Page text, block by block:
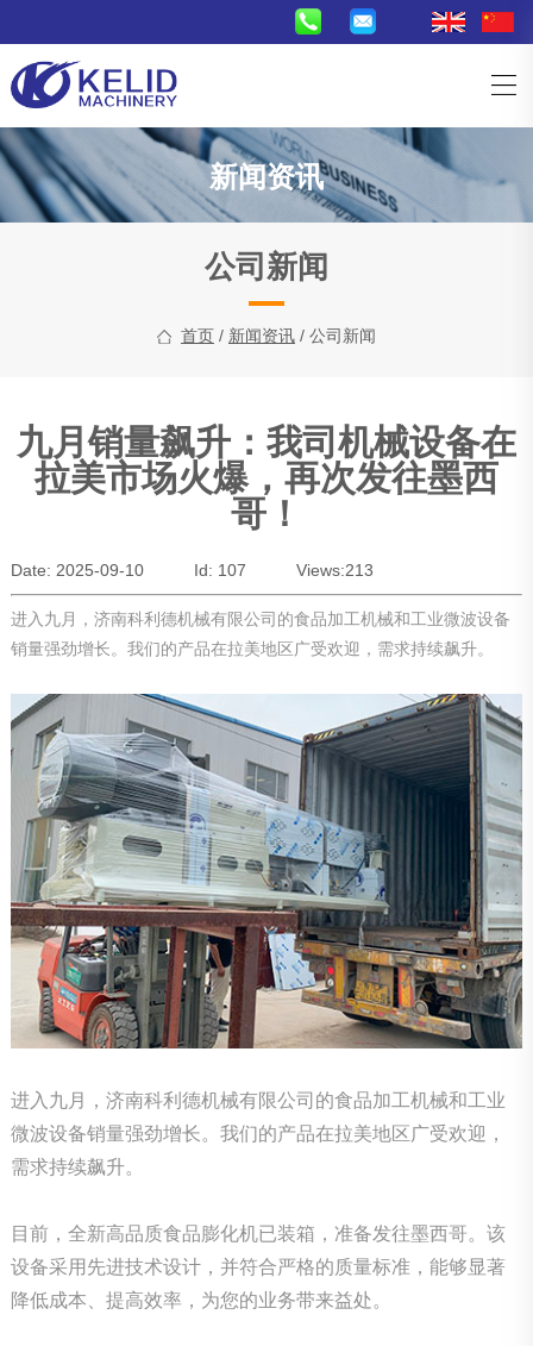
新闻资讯
公司新闻
首页 / 新闻资讯 / 公司新闻
九月销量飙升：我司机械设备在
拉美市场火爆，再次发往墨西
哥！
Date: 2025-09-10 Id: 107 Views:213
进入九月，济南科利德机械有限公司的食品加工机械和工业微波设备
销量强劲增长。我们的产品在拉美地区广受欢迎，需求持续飙升。
进入九月，济南科利德机械有限公司的食品加工机械和工业
微波设备销量强劲增长。我们的产品在拉美地区广受欢迎，
需求持续飙升。
目前，全新高品质食品膨化机已装箱，准备发往墨西哥。该
设备采用先进技术设计，并符合严格的质量标准，能够显著
降低成本、提高效率，为您的业务带来益处。